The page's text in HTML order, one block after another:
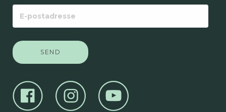
postadresse